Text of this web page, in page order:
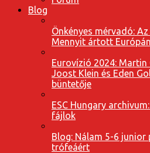
Blog
Önkényes mérvadó:
Mennyit ártott
Eurovízió 2024: Martin
Joost Klein és Eden
büntetője
ESC Hungary
fájlok
Blog: Nálam 5-6
trófeáért